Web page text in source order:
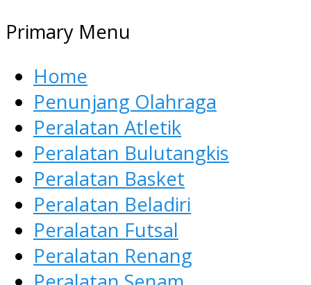
Primary Menu
Home
Penunjang Olahraga
Peralatan Atletik
Peralatan Bulutangkis
Peralatan Basket
Peralatan Beladiri
Peralatan Futsal
Peralatan Renang